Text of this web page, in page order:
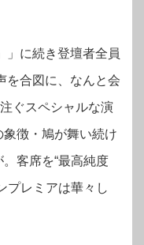
」に続き登壇者全員
を合図に、なんと会
ぐスペシャルな演
徴・鳩が舞い続け
客席を“最高純度
プレミアは華々し